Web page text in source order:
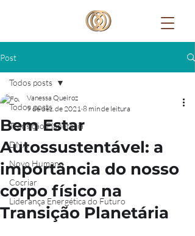
Post
Todos posts
Transição Planetária
DNA
Novo Humano
Cocriar
Liderança Energética do Futuro
Todos posts
Bem Estar
Autossustentável: a
importância do nosso
corpo físico na
Transição Planetária
Vanessa Queiroz
9 de dez. de 2021 8 min de leitura